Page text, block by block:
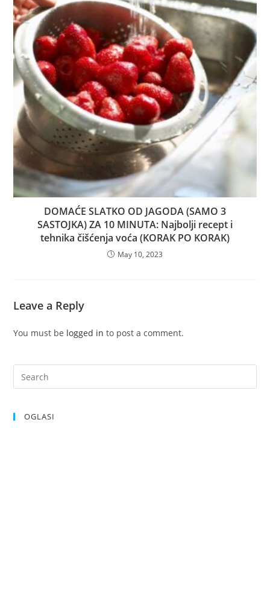
DOMAĆE SLATKO OD JAGODA (SAMO 3
SASTOJKA) ZA 10 MINUTA: Najbolji recept i
tehnika čišćenja voća (KORAK PO KORAK)
May 10, 2023
Leave a Reply
You must be logged in to post a comment.
OGLASI